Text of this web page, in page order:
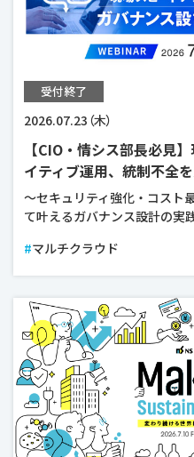
受付終了
2026.07.23（木）
【CIO・情シス部長必見
イティブ運用、統制不全
～セキュリティ強化・コスト
て叶えるガバナンス設計の実
マルチクラウド